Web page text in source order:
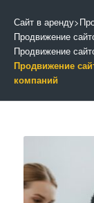
Сайт в аренду>
Продвижение
Продвижение
Продвижение
компаний